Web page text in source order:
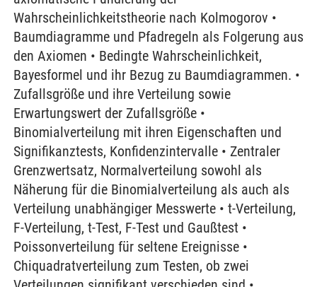
Wahrscheinlichkeitstheorie nach Kolmogorov •
Baumdiagramme und Pfadregeln als Folgerung aus
den Axiomen • Bedingte Wahrscheinlichkeit,
Bayesformel und ihr Bezug zu Baumdiagrammen. •
Zufallsgröße und ihre Verteilung sowie
Erwartungswert der Zufallsgröße •
Binomialverteilung mit ihren Eigenschaften und
Signifikanztests, Konfidenzintervalle • Zentraler
Grenzwertsatz, Normalverteilung sowohl als
Näherung für die Binomialverteilung als auch als
Verteilung unabhängiger Messwerte • t-Verteilung,
F-Verteilung, t-Test, F-Test und Gaußtest •
Poissonverteilung für seltene Ereignisse •
Chiquadratverteilung zum Testen, ob zwei